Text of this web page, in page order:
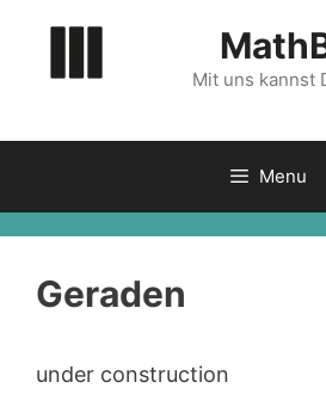
springen
Mit uns kannst
Menu
Geraden
under construction